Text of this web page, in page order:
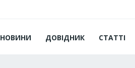
НОВИНИ ДОВІДНИК СТАТТІ